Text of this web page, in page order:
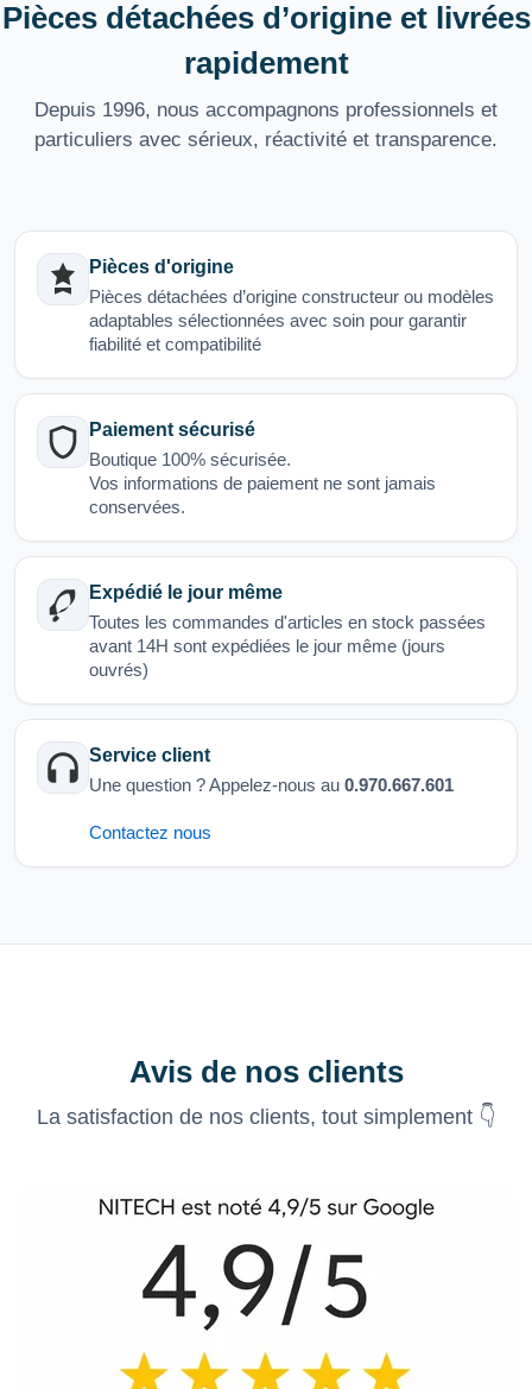
Pièces détachées d’origine et livrées
rapidement
Depuis 1996, nous accompagnons professionnels et
particuliers avec sérieux, réactivité et transparence.
Pièces d'origine
Pièces détachées d’origine constructeur ou modèles
adaptables sélectionnées avec soin pour garantir
fiabilité et compatibilité
Paiement sécurisé
Boutique 100% sécurisée.
Vos informations de paiement ne sont jamais
conservées.
Expédié le jour même
Toutes les commandes d'articles en stock passées
avant 14H sont expédiées le jour même (jours
ouvrés)
Service client
Une question ? Appelez-nous au 0.970.667.601
Contactez nous
Avis de nos clients
La satisfaction de nos clients, tout simplement 👇